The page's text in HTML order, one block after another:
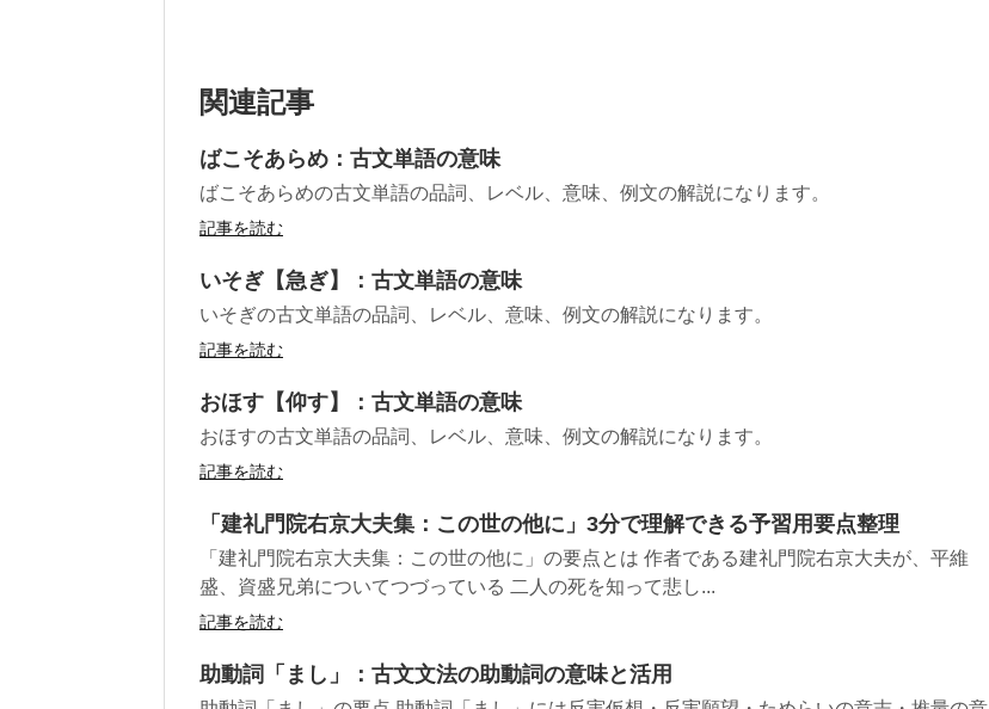
関連記事
ばこそあらめ：古文単語の意味
ばこそあらめの古文単語の品詞、レベル、意味、例文の解説になります。
記事を読む
いそぎ【急ぎ】：古文単語の意味
いそぎの古文単語の品詞、レベル、意味、例文の解説になります。
記事を読む
おほす【仰す】：古文単語の意味
おほすの古文単語の品詞、レベル、意味、例文の解説になります。
記事を読む
「建礼門院右京大夫集：この世の他に」3分で理解できる予習用要点整理
「建礼門院右京大夫集：この世の他に」の要点とは 作者である建礼門院右京大夫が、平維
盛、資盛兄弟についてつづっている 二人の死を知って悲し...
記事を読む
助動詞「まし」：古文文法の助動詞の意味と活用